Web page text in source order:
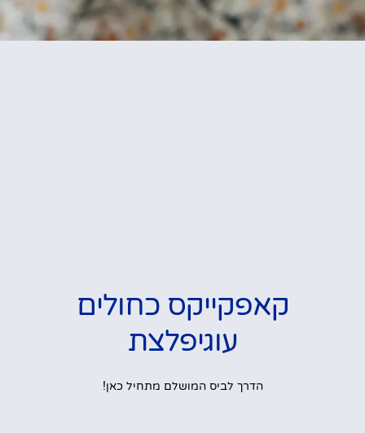
קאפקייקס כחולים
עוגיפלצת
הדרך לביס המושלם מתחיל כאן!